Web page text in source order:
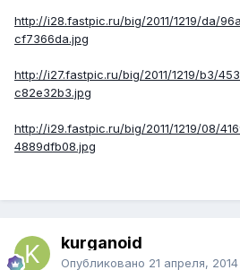
http://i28.fastpic.ru/big/2011/1219/da/
cf7366da.jpg
http://i27.fastpic.ru/big/2011/1219/b3/
c82e32b3.jpg
http://i29.fastpic.ru/big/2011/1219/08/
4889dfb08.jpg
kurganoid
Опубликовано 21 апреля, 2014